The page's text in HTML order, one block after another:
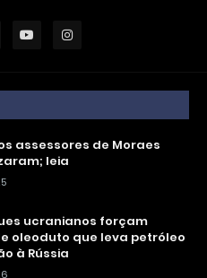
assessores de Moraes
leia
ucranianos forçam
oleoduto que leva petróleo
à Rússia